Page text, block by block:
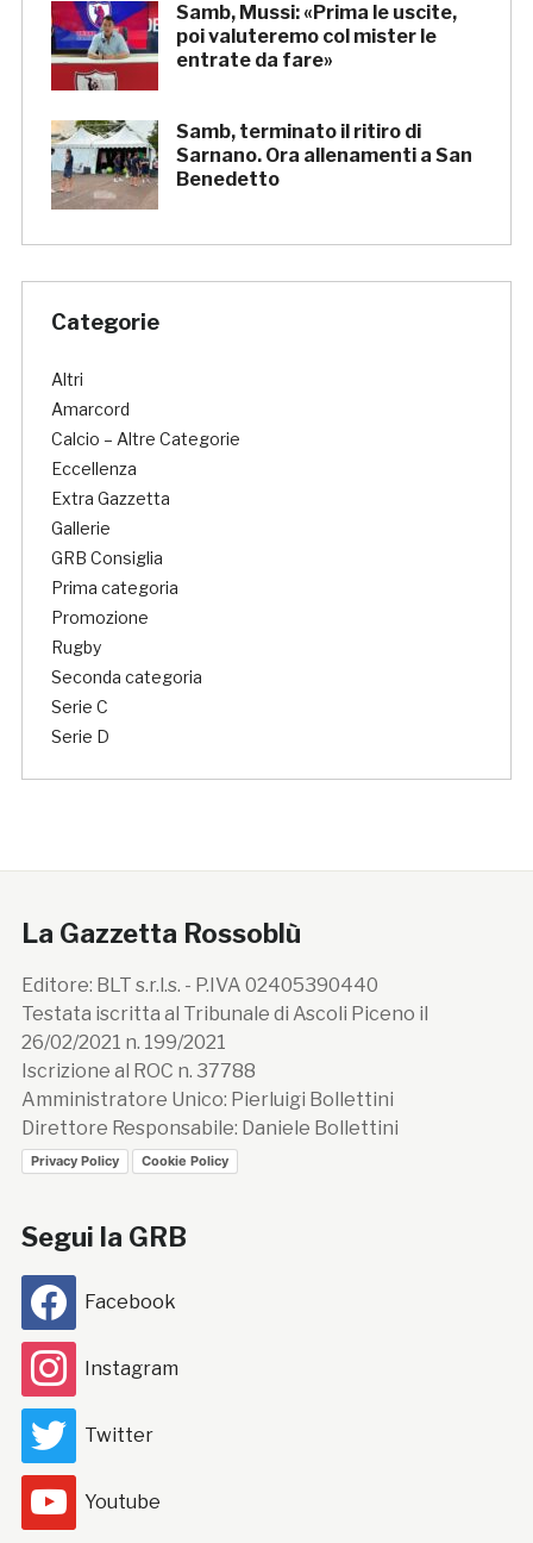
Samb, Mussi: «Prima le uscite,
poi valuteremo col mister le
entrate da fare»
Samb, terminato il ritiro di
Sarnano. Ora allenamenti a San
Benedetto
Categorie
Altri
Amarcord
Calcio – Altre Categorie
Eccellenza
Extra Gazzetta
Gallerie
GRB Consiglia
Prima categoria
Promozione
Rugby
Seconda categoria
Serie C
Serie D
La Gazzetta Rossoblù
Editore: BLT s.r.l.s. - P.IVA 02405390440
Testata iscritta al Tribunale di Ascoli Piceno il
26/02/2021 n. 199/2021
Iscrizione al ROC n. 37788
Amministratore Unico: Pierluigi Bollettini
Direttore Responsabile: Daniele Bollettini
Privacy Policy Cookie Policy
Segui la GRB
Facebook
Instagram
Twitter
Youtube